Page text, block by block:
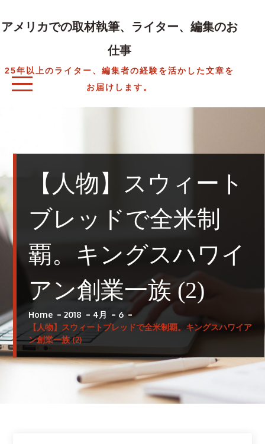
content
アメリカでの取材執筆、ライター、編集のお
仕事
25年以上のライター、編集者の経験を活かした文章を
お届けします。
【人物】スウィート
ブレッドで全米制
覇。キングスハワイ
アン創業一族 (2)
Home 2018 4月
6
【人物】スウィートブレッドで全米制覇。キングスハワイア
ン創業一族 (2)